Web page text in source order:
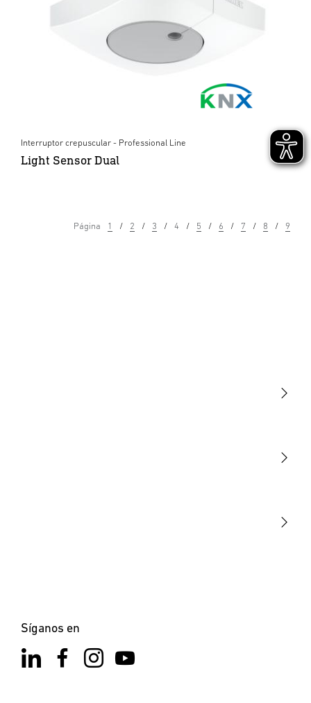
Interruptor crepuscular - Professional Line
Light Sensor Dual
Página 1 2 3 4 5 6 7 8 9
Síganos en